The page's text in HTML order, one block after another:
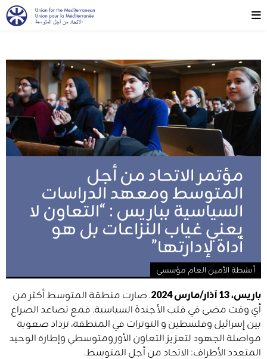
مؤتمر الاتحاد من أجل
المتوسط ومعهد الدراسات
السياسية بباريس : “التعاون لا
يعني غياب النزاعات بل هو
أداة لإدارتها”
أنشطة الأمين العام مؤسسي
باريس، 13 آذار/مارس 2024
. صارت منطقة المتوسط ​​أكثر من
أي وقت مضى في قلب الأجندة السياسية. فمع تصاعد الصراع
بين إسرائيل وفلسطين و التوترات في المنطقة، تزداد صعوبة
مواصلة الجهود لتعزيز التعاون الأورومتوسطي وإطاره الوحيد
المتعدد الأطراف: الاتحاد من أجل المتوسط.